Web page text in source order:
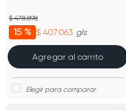
15 % $ 407.063
$ 478.898
gls
Agregar al carrito